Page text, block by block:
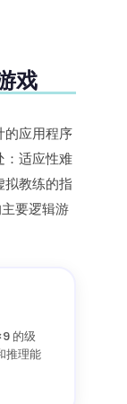
戏
的应用程序
：适应性难
拟教练的指
要逻辑游
的级
推理能